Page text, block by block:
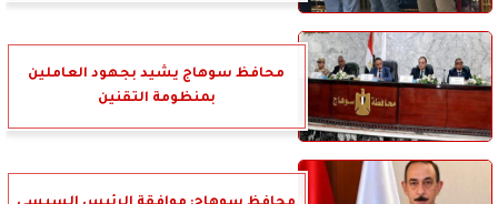
محافظ سوهاج يشيد بجهود العاملين
بمنظومة التقنين